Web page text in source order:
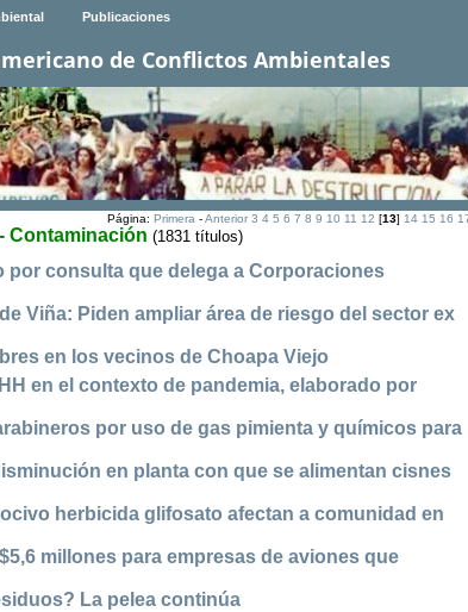
Publicaciones
de Conflictos Ambientales
Página: Primera-Anterior 3 4 5 6 7 8 9 10 11 12 [13] 14 15 16
Contaminación (1831 títulos)
por consulta que delega a Corporaciones
Viña: Piden ampliar área de riesgo del sector ex
en los vecinos de Choapa Viejo
en el contexto de pandemia, elaborado por
por uso de gas pimienta y químicos para
en planta con que se alimentan cisnes
herbicida glifosato afectan a comunidad en
millones para empresas de aviones que
La pelea continúa